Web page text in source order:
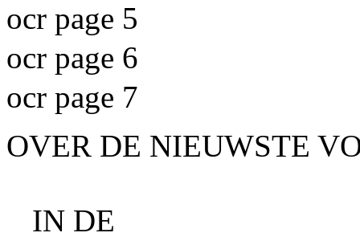
ocr page 5
ocr page 6
ocr page 7
OVER DE NIEUWSTE
IN DE